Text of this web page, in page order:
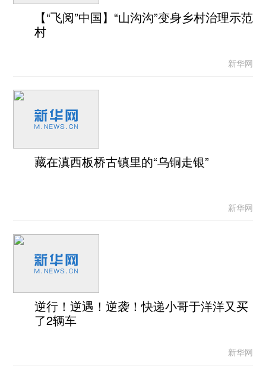
【“飞阅”中国】“山沟沟”变身乡村治理示范
村
新华网
藏在滇西板桥古镇里的“乌铜走银”
新华网
逆行！逆遇！逆袭！快递小哥于洋洋又买
了2辆车
新华网